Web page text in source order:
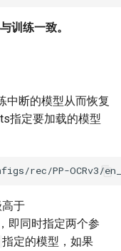
训练一致。
中断的模型从而恢复
指定要加载的模型
rec/PP-OCRv3/
于
即同时指定两个参
指定的模型，如果